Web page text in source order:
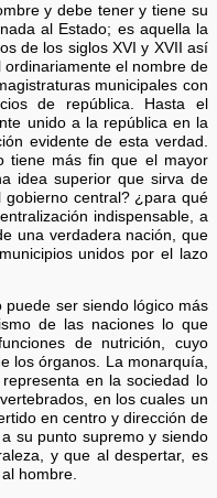
y debe tener y tiene su
al Estado; es aquella la
de los siglos XVI y XVII así
el nombre de
municipales con
de república. Hasta el
unido a la república en la
evidente de esta verdad.
tiene más fin que el mayor
idea superior que sirva de
central? ¿para qué
indispensable, a
una verdadera nación, que
unidos por el lazo
puede ser siendo lógico más
de las naciones lo que
de nutrición, cuyo
los órganos. La monarquía,
en la sociedad lo
en los cuales un
en centro y dirección de
su punto supremo y siendo
y que al despertar, es
hombre.